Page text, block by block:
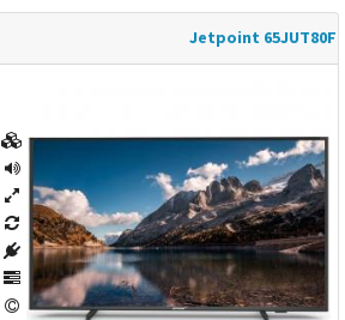
Jetpoint 65JUT80F